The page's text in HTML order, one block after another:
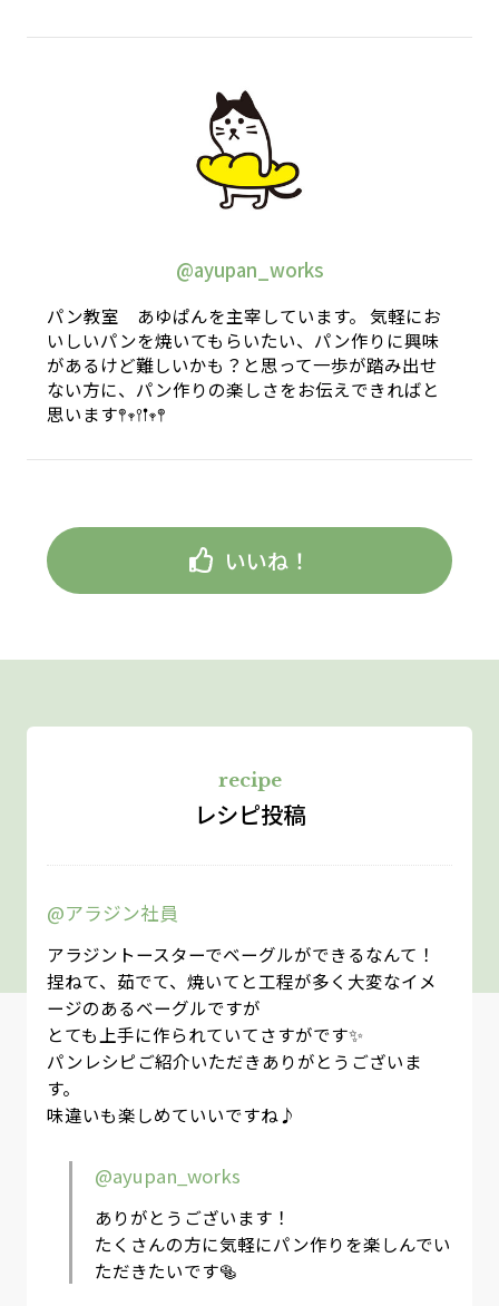
@ayupan_works
パン教室 あゆぱんを主宰しています。 気軽にお
いしいパンを焼いてもらいたい、パン作りに興味
があるけど難しいかも？と思って一歩が踏み出せ
ない方に、パン作りの楽しさをお伝えできればと
思います𖤣𖥧𖥣𖡡𖥧𖤣
いいね！
recipe
レシピ投稿
@アラジン社員
アラジントースターでベーグルができるなんて！
捏ねて、茹でて、焼いてと工程が多く大変なイメ
ージのあるベーグルですが
とても上手に作られていてさすがです✨
パンレシピご紹介いただきありがとうございま
す。
味違いも楽しめていいですね♪
@ayupan_works
ありがとうございます！
たくさんの方に気軽にパン作りを楽しんでい
ただきたいです🥯